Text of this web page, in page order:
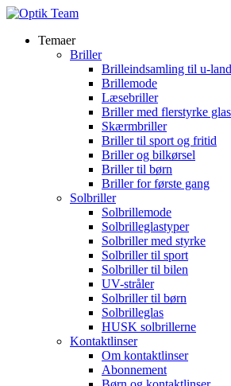
Temaer
Briller
Brilleindsamling til u-
Brillemode
Læsebriller
Briller med flerstyrke glas
Skærmbriller
Briller til sport og fritid
Briller og bilkørsel
Briller til børn
Briller for første gang
Solbriller
Solbrillemode
Solbrilleglastyper
Solbriller med styrke
Solbriller til sport
Solbriller til bilen
UV-stråler
Solbriller til børn
Solbrilleglas
HUSK solbrillerne
Kontaktlinser
Om kontaktlinser
Abonnement